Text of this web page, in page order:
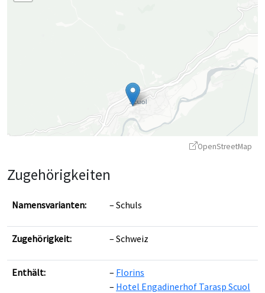
OpenStreetMap
Zugehörigkeiten
Namensvarianten: Schuls
Zugehörigkeit: Schweiz
Enthält:
Florins
Hotel Engadinerhof Tarasp Scuol